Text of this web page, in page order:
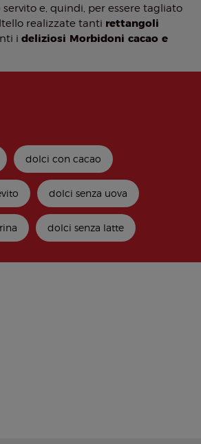
e, quindi, per essere tagliato
realizzate tanti rettangoli
i deliziosi Morbidoni cacao e
dolci con cacao
dolci senza uova
dolci senza latte